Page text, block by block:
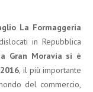
La Formaggeria
in Repubblica
Gran Moravia si è
, il più importante
del commercio,